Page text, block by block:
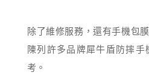
除了維修服務，還有手機包
陳列許多品牌犀牛盾防摔
考。